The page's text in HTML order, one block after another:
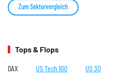
Zum Sektorvergleich
Tops & Flops
DAX US Tech 100 US 30